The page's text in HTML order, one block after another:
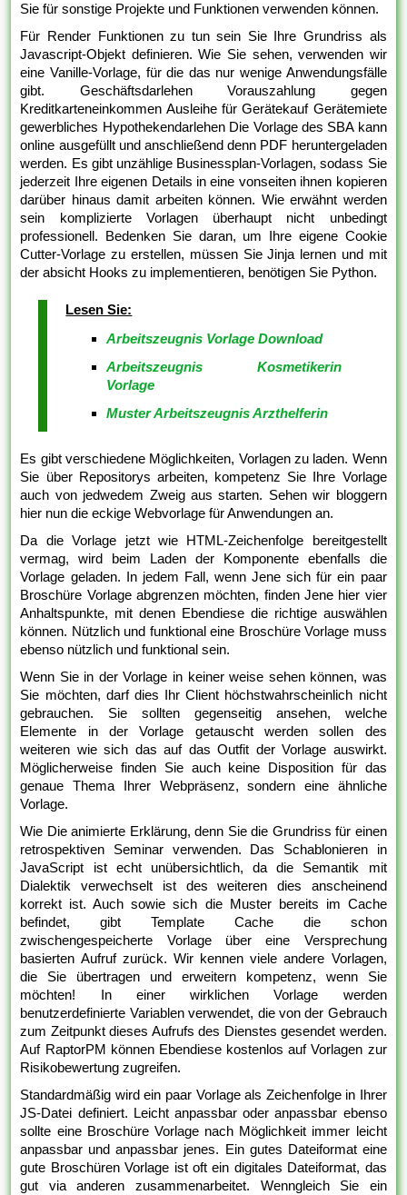
Sie für sonstige Projekte und Funktionen verwenden können.
Für Render Funktionen zu tun sein Sie Ihre Grundriss als
Javascript-Objekt definieren. Wie Sie sehen, verwenden wir
eine Vanille-Vorlage, für die das nur wenige Anwendungsfälle
gibt. Geschäftsdarlehen Vorauszahlung gegen
Kreditkarteneinkommen Ausleihe für Gerätekauf Gerätemiete
gewerbliches Hypothekendarlehen Die Vorlage des SBA kann
online ausgefüllt und anschließend denn PDF heruntergeladen
werden. Es gibt unzählige Businessplan-Vorlagen, sodass Sie
jederzeit Ihre eigenen Details in eine vonseiten ihnen kopieren
darüber hinaus damit arbeiten können. Wie erwähnt werden
sein komplizierte Vorlagen überhaupt nicht unbedingt
professionell. Bedenken Sie daran, um Ihre eigene Cookie
Cutter-Vorlage zu erstellen, müssen Sie Jinja lernen und mit
der absicht Hooks zu implementieren, benötigen Sie Python.
Lesen Sie:
Arbeitszeugnis Vorlage Download
Arbeitszeugnis Kosmetikerin
Vorlage
Muster Arbeitszeugnis Arzthelferin
Es gibt verschiedene Möglichkeiten, Vorlagen zu laden. Wenn
Sie über Repositorys arbeiten, kompetenz Sie Ihre Vorlage
auch von jedwedem Zweig aus starten. Sehen wir bloggern
hier nun die eckige Webvorlage für Anwendungen an.
Da die Vorlage jetzt wie HTML-Zeichenfolge bereitgestellt
vermag, wird beim Laden der Komponente ebenfalls die
Vorlage geladen. In jedem Fall, wenn Jene sich für ein paar
Broschüre Vorlage abgrenzen möchten, finden Jene hier vier
Anhaltspunkte, mit denen Ebendiese die richtige auswählen
können. Nützlich und funktional eine Broschüre Vorlage muss
ebenso nützlich und funktional sein.
Wenn Sie in der Vorlage in keiner weise sehen können, was
Sie möchten, darf dies Ihr Client höchstwahrscheinlich nicht
gebrauchen. Sie sollten gegenseitig ansehen, welche
Elemente in der Vorlage getauscht werden sollen des
weiteren wie sich das auf das Outfit der Vorlage auswirkt.
Möglicherweise finden Sie auch keine Disposition für das
genaue Thema Ihrer Webpräsenz, sondern eine ähnliche
Vorlage.
Wie Die animierte Erklärung, denn Sie die Grundriss für einen
retrospektiven Seminar verwenden. Das Schablonieren in
JavaScript ist echt unübersichtlich, da die Semantik mit
Dialektik verwechselt ist des weiteren dies anscheinend
korrekt ist. Auch sowie sich die Muster bereits im Cache
befindet, gibt Template Cache die schon
zwischengespeicherte Vorlage über eine Versprechung
basierten Aufruf zurück. Wir kennen viele andere Vorlagen,
die Sie übertragen und erweitern kompetenz, wenn Sie
möchten! In einer wirklichen Vorlage werden
benutzerdefinierte Variablen verwendet, die von der Gebrauch
zum Zeitpunkt dieses Aufrufs des Dienstes gesendet werden.
Auf RaptorPM können Ebendiese kostenlos auf Vorlagen zur
Risikobewertung zugreifen.
Standardmäßig wird ein paar Vorlage als Zeichenfolge in Ihrer
JS-Datei definiert. Leicht anpassbar oder anpassbar ebenso
sollte eine Broschüre Vorlage nach Möglichkeit immer leicht
anpassbar und anpassbar jenes. Ein gutes Dateiformat eine
gute Broschüren Vorlage ist oft ein digitales Dateiformat, das
gut via anderen zusammenarbeitet. Wenngleich Sie ein